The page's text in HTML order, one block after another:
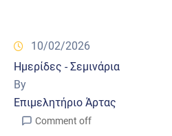
10/02/2026
Ημερίδες - Σεμινάρια
By
Επιμελητήριο Άρτας
Comment off